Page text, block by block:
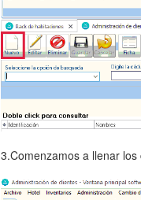
3.Comenzamos a llenar